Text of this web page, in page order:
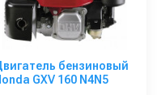
бензиновый
GXV 160 N4N5